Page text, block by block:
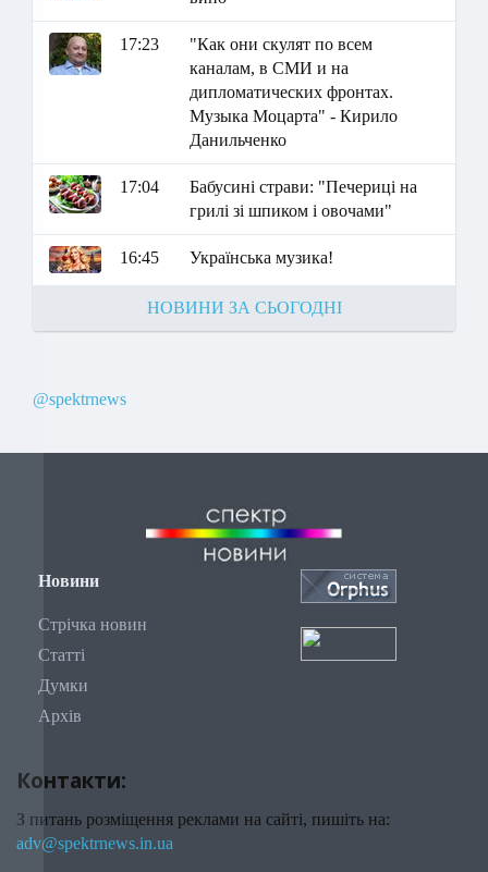
17:23
"Как они скулят по всем
каналам, в СМИ и на
дипломатических фронтах.
Музыка Моцарта" - Кирило
Данильченко
17:04
Бабусині страви: "Печериці на
грилі зі шпиком і овочами"
16:45 Українська музика!
НОВИНИ ЗА СЬОГОДНІ
@spektrnews
Новини
Стрічка новин
Статті
Думки
Архів
Контакти:
З питань розміщення реклами на сайті, пишіть на:
adv@spektrnews.in.ua